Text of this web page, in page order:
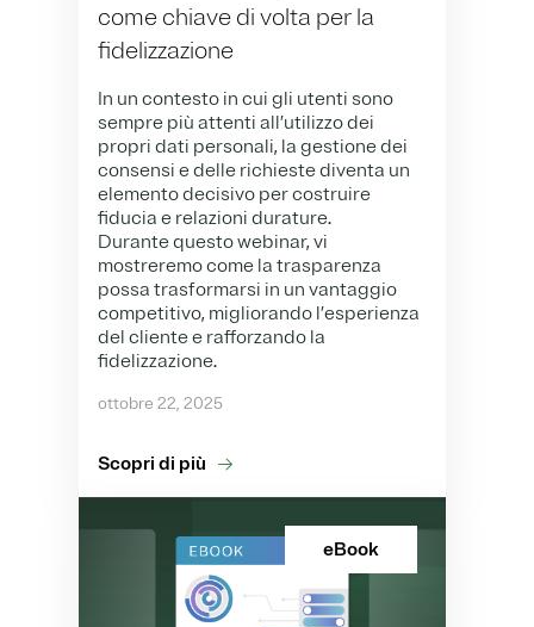
come chiave di volta per la
fidelizzazione
In un contesto in cui gli utenti sono
sempre più attenti all’utilizzo dei
propri dati personali, la gestione dei
consensi e delle richieste diventa un
elemento decisivo per costruire
fiducia e relazioni durature.
Durante questo webinar, vi
mostreremo come la trasparenza
possa trasformarsi in un vantaggio
competitivo, migliorando l’esperienza
del cliente e rafforzando la
fidelizzazione.
ottobre 22, 2025
Scopri di più
eBook